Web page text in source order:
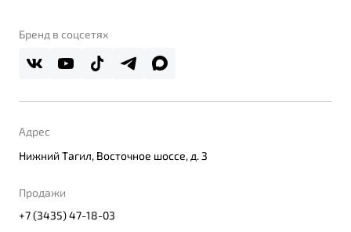
О дилерском центре
Правовая информация
Бренд в соцсетях
Адрес
Нижний Тагил, Восточное шоссе, д. 3
Продажи
+7 (3435) 47-18-03